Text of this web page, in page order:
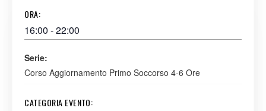
ORA:
16:00 - 22:00
Serie:
Corso Aggiornamento Primo Soccorso 4-6 Ore
CATEGORIA EVENTO: